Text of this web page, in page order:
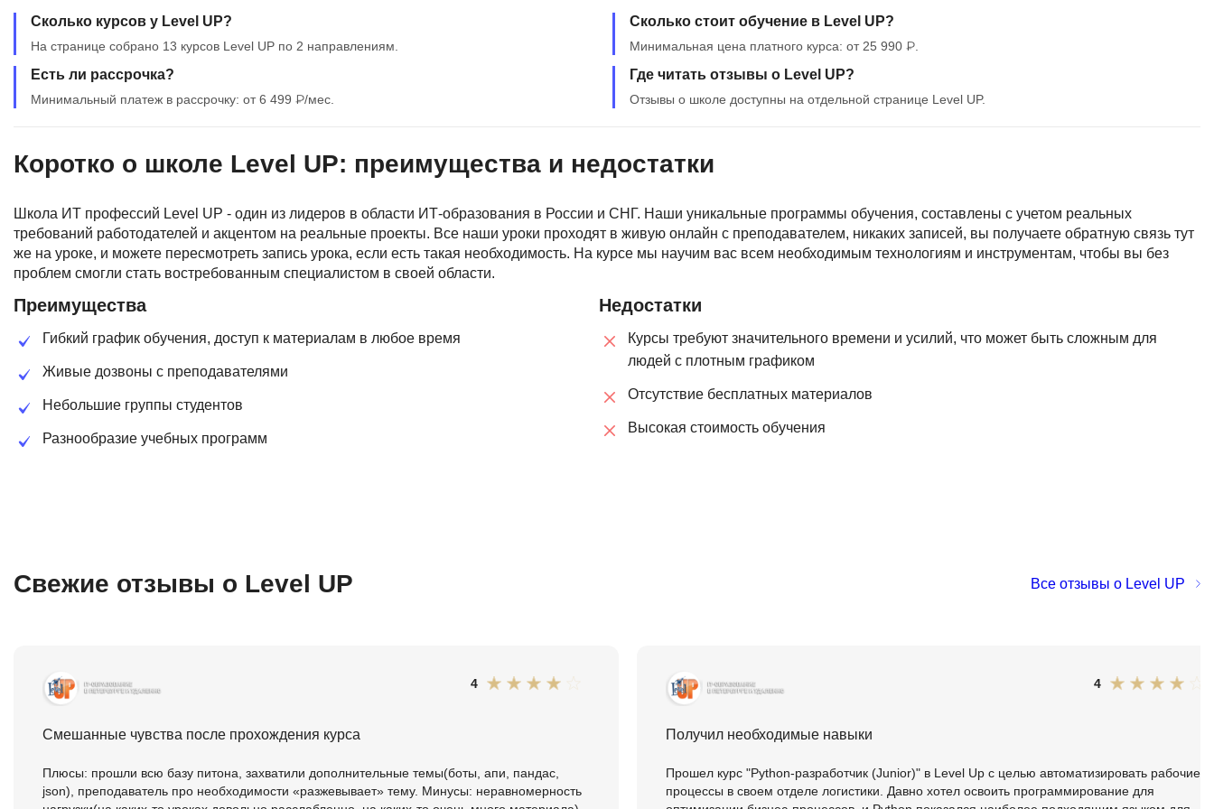
Сколько курсов у Level UP?
На странице собрано 13 курсов Level UP по 2 направлениям.
Сколько стоит обучение в Level UP?
Минимальная цена платного курса: от 25 990 ₽.
Есть ли рассрочка?
Минимальный платеж в рассрочку: от 6 499 ₽/мес.
Где читать отзывы о Level UP?
Отзывы о школе доступны на отдельной странице Level UP.
Коротко о школе Level UP: преимущества и недостатки
Школа ИТ профессий Level UP - один из лидеров в области ИТ-образования в России и СНГ. Наши уникальные программы обучения, составлены с учетом реальных
требований работодателей и акцентом на реальные проекты. Все наши уроки проходят в живую онлайн с преподавателем, никаких записей, вы получаете обратную связь тут
же на уроке, и можете пересмотреть запись урока, если есть такая необходимость. На курсе мы научим вас всем необходимым технологиям и инструментам, чтобы вы без
проблем смогли стать востребованным специалистом в своей области.
Преимущества
Гибкий график обучения, доступ к материалам в любое время
Живые дозвоны с преподавателями
Небольшие группы студентов
Разнообразие учебных программ
Недостатки
Курсы требуют значительного времени и усилий, что может быть сложным для
людей с плотным графиком
Отсутствие бесплатных материалов
Высокая стоимость обучения
Свежие отзывы о Level UP Все отзывы о Level UP
4
Смешанные чувства после прохождения курса
Плюсы: прошли всю базу питона, захватили дополнительные темы(боты, апи, пандас,
json), преподаватель про необходимости «разжевывает» тему. Минусы: неравномерность
4
Получил необходимые навыки
Прошел курс "Python-разработчик (Junior)" в Level Up с целью автоматизировать рабочие
процессы в своем отделе логистики. Давно хотел освоить программирование для